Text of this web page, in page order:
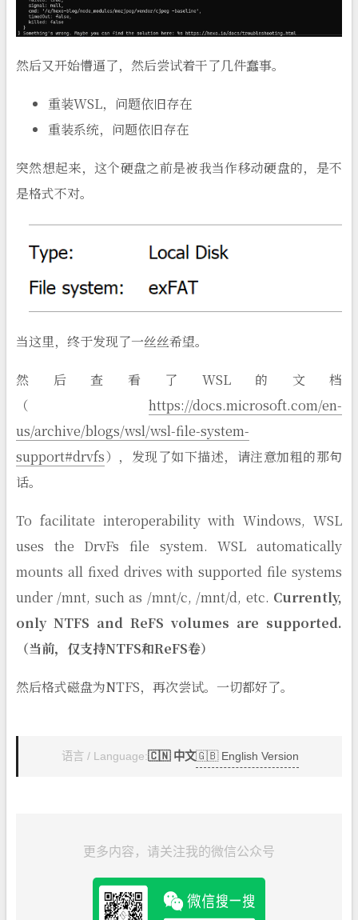
然后又开始懵逼了，然后尝试着干了几件蠢事。
重装WSL，问题依旧存在
重装系统，问题依旧存在
突然想起来，这个硬盘之前是被我当作移动硬盘的，是不
是格式不对。
当这里，终于发现了一丝丝希望。
然后查看了WSL的文档
（ https://docs.microsoft.com/en-
us/archive/blogs/wsl/wsl-file-system-
support#drvfs），发现了如下描述，请注意加粗的那句
话。
To facilitate interoperability with Windows, WSL
uses the DrvFs file system. WSL automatically
mounts all fixed drives with supported file systems
under /mnt, such as /mnt/c, /mnt/d, etc. Currently,
only NTFS and ReFS volumes are supported.
（当前，仅支持NTFS和ReFS卷）
然后格式磁盘为NTFS，再次尝试。一切都好了。
语言 / Language:🇨🇳 中文🇬🇧 English Version
更多内容，请关注我的微信公众号